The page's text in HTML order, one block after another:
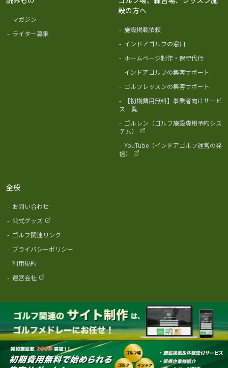
- マガジン
- ライター募集
設の方へ
- 施設掲載依頼
- インドアゴルフの窓口
- ホームページ制作・保守代行
- インドアゴルフの集客サポート
- ゴルフレッスンの集客サポート
-
【初期費用無料】事業者向けサービ
ス一覧
- ゴルレン（ゴルフ施設専用予約シス
テム）
- YouTube（インドアゴルフ運営の発
信）
全般
- お問い合わせ
- 公式グッズ
- ゴルフ関連リンク
- プライバシーポリシー
- 利用規約
- 運営会社